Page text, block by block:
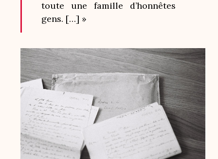
toute une famille d’honnêtes
gens. […] »
Image